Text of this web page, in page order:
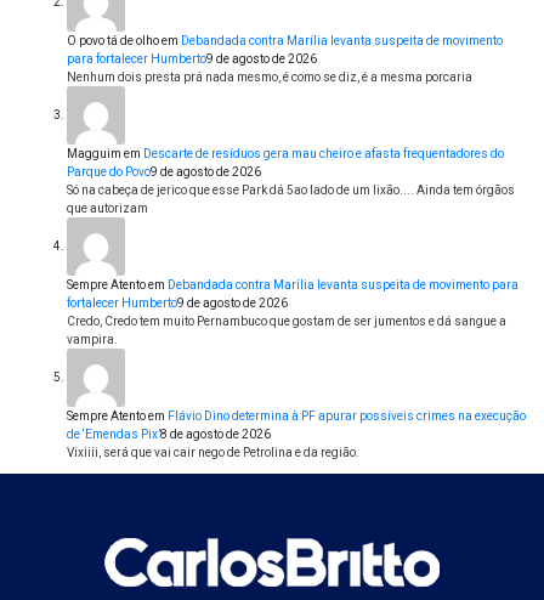
O povo tá de olhoem Debandada contra Marília levanta suspeita de movimento
para fortalecer Humberto9 de agosto de 2026
Nenhum dois presta prá nada mesmo, é como se diz, é a mesma porcaria
Magguim em Descarte de resíduos gera mau cheiro e afasta frequentadores do
Parque do Povo9 de agosto de 2026
Só na cabeça de jerico que esse Park dá 5ao lado de um lixão.... Ainda tem órgãos
que autorizam
Sempre Atentoem Debandada contra Marília levanta suspeita de movimento para
fortalecer Humberto9 de agosto de 2026
Credo, Credo tem muito Pernambuco que gostam de ser jumentos e dá sangue a
vampira.
Sempre Atentoem Flávio Dino determina à PF apurar possíveis crimes na execução
de ‘Emendas Pix’8 de agosto de 2026
Vixiiii, será que vai cair nego de Petrolina e da região.